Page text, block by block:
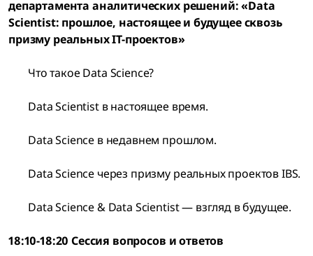
департамента аналитических решений: «Data
Scientist: прошлое, настоящее и будущее сквозь
призму реальных IT-проектов»
Что такое Data Science?
Data Scientist в настоящее время.
Data Science в недавнем прошлом.
Data Science через призму реальных проектов IBS.
Data Science & Data Scientist — взгляд в будущее.
18:10-18:20 Сессия вопросов и ответов